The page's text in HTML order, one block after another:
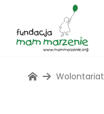
Wolontariat